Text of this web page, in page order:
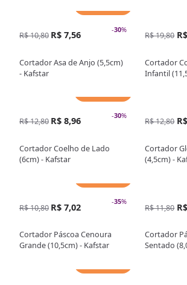
-30%
R$ 10,80 R$ 7,56
Cortador Asa de Anjo (5,5cm)
- Kafstar
R$ 19,80
Cortador
Infantil
-30%
R$ 12,80 R$ 8,96
Cortador Coelho de Lado
(6cm) - Kafstar
R$ 12,80
Cortador
(4,5cm) -
-35%
R$ 10,80 R$ 7,02
Cortador Páscoa Cenoura
Grande (10,5cm) - Kafstar
R$ 11,80
Cortador
Sentado